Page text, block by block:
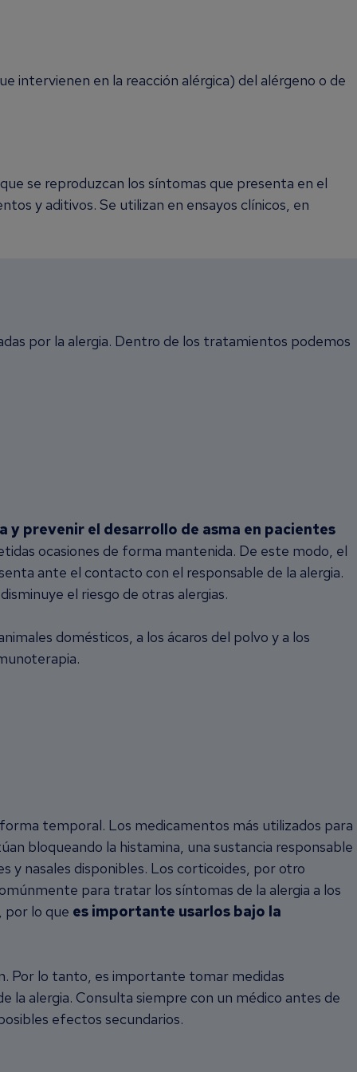
intervienen en la reacción alérgica) del alérgeno o de
se reproduzcan los síntomas que presenta en el
y aditivos. Se utilizan en ensayos clínicos, en
por la alergia. Dentro de los tratamientos podemos
prevenir el desarrollo de asma en pacientes
ocasiones de forma mantenida. De este modo, el
ante el contacto con el responsable de la alergia.
el riesgo de otras alergias.
domésticos, a los ácaros del polvo y a los
temporal. Los medicamentos más utilizados para
bloqueando la histamina, una sustancia responsable
y nasales disponibles. Los corticoides, por otro
para tratar los síntomas de la alergia a los
por lo que es importante usarlos bajo la
Por lo tanto, es importante tomar medidas
alergia. Consulta siempre con un médico antes de
efectos secundarios.